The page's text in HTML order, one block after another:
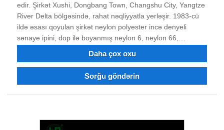
edir. Şirkət Xushi, Dongbang Town, Changshu City, Yangtze
River Delta bölgəsində, rahat nəqliyyatla yerləşir. 1983-cü
ildə əsası qoyulan şirkət neylon polyester incə denyeli
sənaye ipini, dop ilə boyanmış neylon 6, neylon 66,
emal edilmiş neylon polyester filamentini birləşdirən
iplik sifariş edə bilərsiniz. 40 illik mübarizə və texnoloji
avadanlığına, sabit məhsul keyfiyyətinə, yaxşı reputasiyaya
Daha çox oxu
Sorğu göndərin